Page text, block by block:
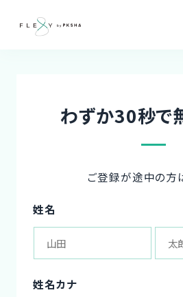
わずか30秒で
ご登録が途中の方
姓名
姓名カナ